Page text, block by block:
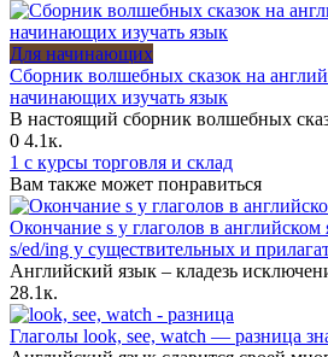
Для начинающих
Сборник волшебных сказок на
начинающих изучать язык
В настоящий сборник волшебных
0 4.1к.
1 с курсы торговля и склад
Вам также может понравиться
Окончание s у глаголов в английском
s/ed/ing у существительных и
Английский язык – кладезь
28.1к.
Глаголы look, see, watch — разница